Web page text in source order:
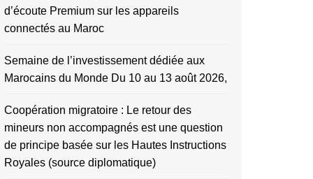
d’écoute Premium sur les appareils
connectés au Maroc
Semaine de l’investissement dédiée aux
Marocains du Monde Du 10 au 13 août 2026,
Coopération migratoire : Le retour des
mineurs non accompagnés est une question
de principe basée sur les Hautes Instructions
Royales (source diplomatique)